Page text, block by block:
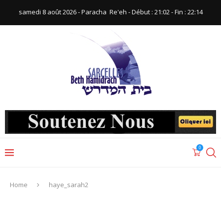
samedi 8 août 2026 - Paracha ‪ Re'eh‬ - Début : 21:02‬ - Fin : ‪22:14‬
0
Home haye_sarah2